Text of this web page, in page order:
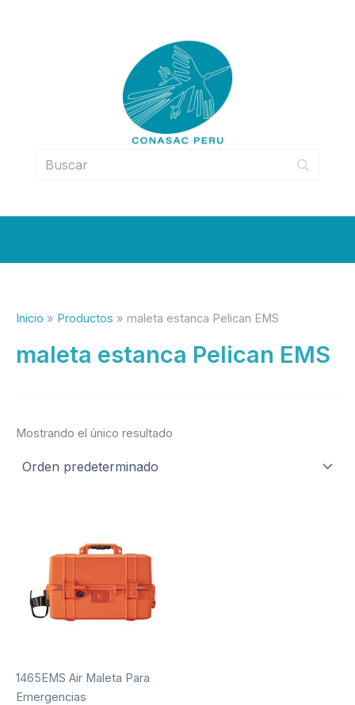
Inicio Productos maleta estanca Pelican EMS
maleta estanca Pelican EMS
Mostrando el único resultado
1465EMS Air Maleta Para
Emergencias